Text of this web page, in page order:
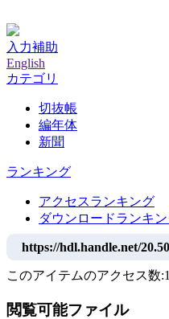
入力補助
English
カテゴリ
切抜帳
編年体
新聞
ランキング
アクセスランキング
ダウンロードランキ
https://hdl.handle.net/
このアイテムのアクセス数:
閲覧可能ファイル